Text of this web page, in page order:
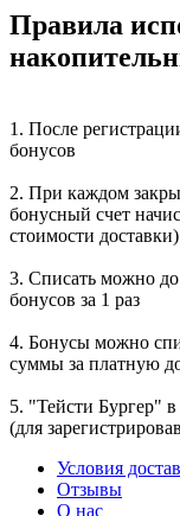
Правила
1. После
бонусов
2. ⁠При каждом
бонусный счет
стоимости доставки)
3. ⁠Списать можно до
бонусов за 1 раз
4. ⁠Бонусы можно
суммы за платную
5. "Тейсти Бургер"
(для
Условия
Отзывы
О нас